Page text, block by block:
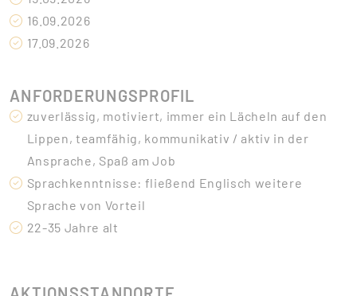
16.09.2026
17.09.2026
ANFORDERUNGSPROFIL
zuverlässig, motiviert, immer ein Lächeln auf den
Lippen, teamfähig, kommunikativ / aktiv in der
Ansprache, Spaß am Job
Sprachkenntnisse: fließend Englisch weitere
Sprache von Vorteil
22-35 Jahre alt